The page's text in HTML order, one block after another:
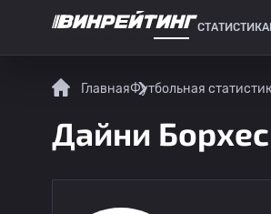
СТАТИСТИКА
ГлавнаяФутбольная
Дайни